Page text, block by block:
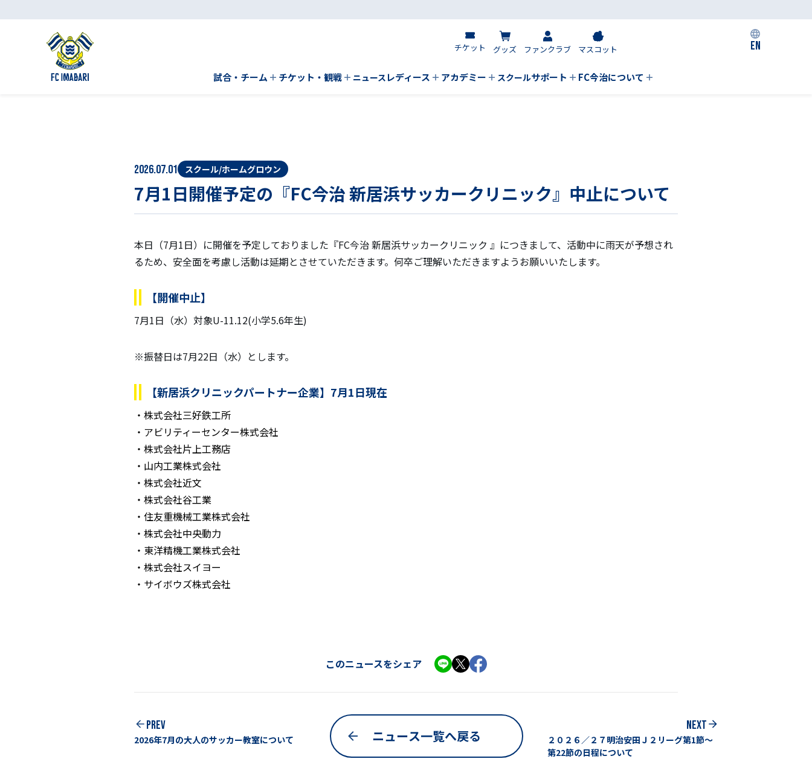
チケット グッズ ファンクラブ マスコット EN
試合・チーム チケット・観戦 ニュース レディース アカデミー スクールサポート FC今治について
2026.07.01 スクール/ホームグロウン
7月1日開催予定の『FC今治 新居浜サッカークリニック』中止について
本日（7月1日）に開催を予定しておりました『FC今治 新居浜サッカークリニック 』につきまして、活動中に雨天が予想され
るため、安全面を考慮し活動は延期とさせていただきます。何卒ご理解いただきますようお願いいたします。
【開催中止】
7月1日（水）対象U-11.12(小学5.6年生)
※振替日は7月22日（水）とします。
【新居浜クリニックパートナー企業】7月1日現在
株式会社三好鉄工所
アビリティーセンター株式会社
株式会社片上工務店
山内工業株式会社
株式会社近文
株式会社谷工業
住友重機械工業株式会社
株式会社中央動力
東洋精機工業株式会社
株式会社スイヨー
サイボウズ株式会社
このニュースをシェア
PREV
2026年7月の大人のサッカー教室について ニュース一覧へ戻る
NEXT
２０２６／２７明治安田Ｊ２リーグ第1節～
第22節の日程について